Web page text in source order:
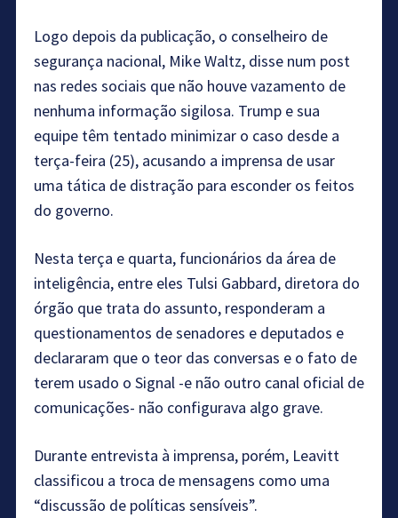
Logo depois da publicação, o conselheiro de
segurança nacional, Mike Waltz, disse num post
nas redes sociais que não houve vazamento de
nenhuma informação sigilosa. Trump e sua
equipe têm tentado minimizar o caso desde a
terça-feira (25), acusando a imprensa de usar
uma tática de distração para esconder os feitos
do governo.
Nesta terça e quarta, funcionários da área de
inteligência, entre eles Tulsi Gabbard, diretora do
órgão que trata do assunto, responderam a
questionamentos de senadores e deputados e
declararam que o teor das conversas e o fato de
terem usado o Signal -e não outro canal oficial de
comunicações- não configurava algo grave.
Durante entrevista à imprensa, porém, Leavitt
classificou a troca de mensagens como uma
“discussão de políticas sensíveis”.